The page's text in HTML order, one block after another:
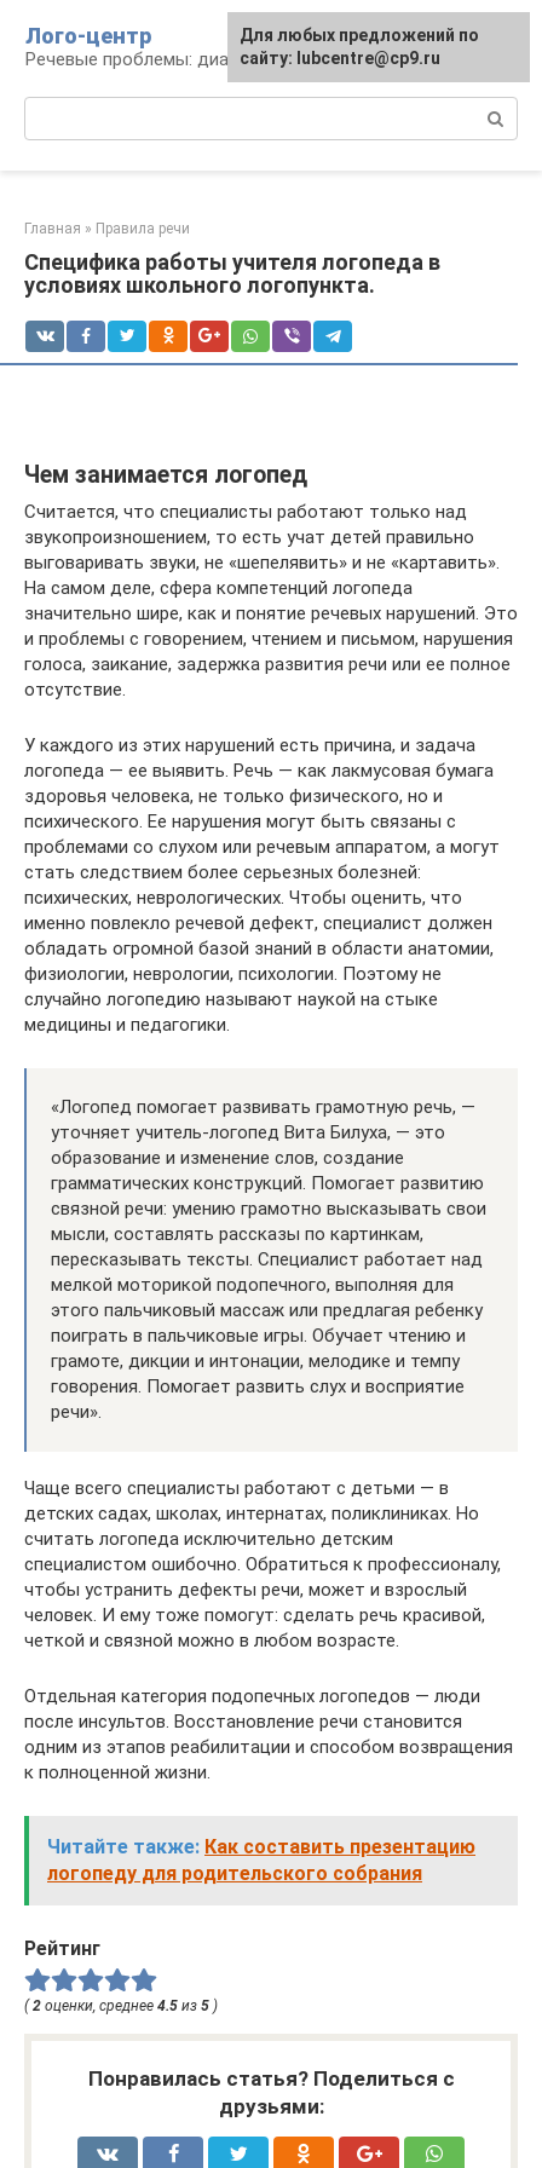
контенту
Лого-центр
Речевые проблемы: диагностика и терапия
Главная » Правила речи
Специфика работы учителя логопеда в
условиях школьного логопункта.
Чем занимается логопед
Считается, что специалисты работают только над
звукопроизношением, то есть учат детей правильно
выговаривать звуки, не «шепелявить» и не «картавить».
На самом деле, сфера компетенций логопеда
значительно шире, как и понятие речевых нарушений. Это
и проблемы с говорением, чтением и письмом, нарушения
голоса, заикание, задержка развития речи или ее полное
отсутствие.
У каждого из этих нарушений есть причина, и задача
логопеда — ее выявить. Речь — как лакмусовая бумага
здоровья человека, не только физического, но и
психического. Ее нарушения могут быть связаны с
проблемами со слухом или речевым аппаратом, а могут
стать следствием более серьезных болезней:
психических, неврологических. Чтобы оценить, что
именно повлекло речевой дефект, специалист должен
обладать огромной базой знаний в области анатомии,
физиологии, неврологии, психологии. Поэтому не
случайно логопедию называют наукой на стыке
медицины и педагогики.
«Логопед помогает развивать грамотную речь, —
уточняет учитель-логопед Вита Билуха, — это
образование и изменение слов, создание
грамматических конструкций. Помогает развитию
связной речи: умению грамотно высказывать свои
мысли, составлять рассказы по картинкам,
пересказывать тексты. Специалист работает над
мелкой моторикой подопечного, выполняя для
этого пальчиковый массаж или предлагая ребенку
поиграть в пальчиковые игры. Обучает чтению и
грамоте, дикции и интонации, мелодике и темпу
говорения. Помогает развить слух и восприятие
речи».
Чаще всего специалисты работают с детьми — в
детских садах, школах, интернатах, поликлиниках. Но
считать логопеда исключительно детским
специалистом ошибочно. Обратиться к профессионалу,
чтобы устранить дефекты речи, может и взрослый
человек. И ему тоже помогут: сделать речь красивой,
четкой и связной можно в любом возрасте.
Отдельная категория подопечных логопедов — люди
после инсультов. Восстановление речи становится
одним из этапов реабилитации и способом возвращения
к полноценной жизни.
Читайте также: Как составить презентацию
логопеду для родительского собрания
Рейтинг
(2 оценки, среднее 4.5 из 5 )
Понравилась статья? Поделиться с
друзьями:
Для любых предложений по
сайту: lubcentre@cp9.ru